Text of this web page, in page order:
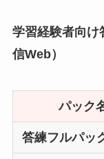
学習経験者向け
信Web）
パック
答練フルパッ